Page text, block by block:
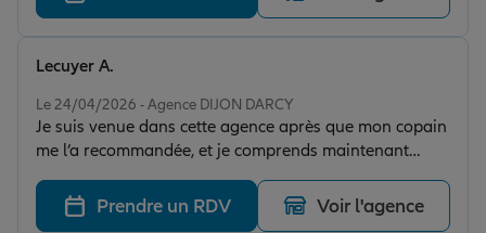
Le 24/04/2026 - Agence DIJON DARCY
Je suis venue dans cette agence après que mon copain
me l’a recommandée, et je comprends maintenant
pourquoi. Édouard, le directeur, est professionnel. Il
prend vraiment le temps d’expliquer et de conseiller.
Grâce à son efficacité et sa disponibilité, je me sens en
Lecuyer A.
Prendre un RDV Voir l'agence